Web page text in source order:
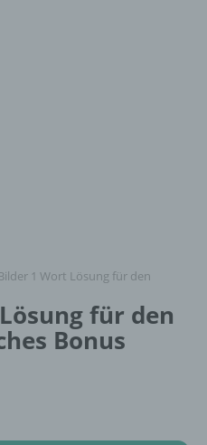
1 Wort Lösung für den
für den
Bonus